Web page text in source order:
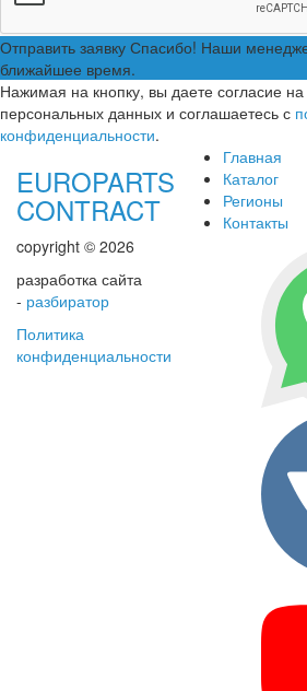
Отправить заявку Спасибо! Наши
ближайшее время.
Нажимая на кнопку, вы даете согласие на
персональных данных и соглашаетесь с
конфиденциальности.
EUROPARTS
CONTRACT
copyright © 2026
разработка сайта
- разбиратор
Политика
конфиденциальности
Главная
Каталог
Регионы
Контакты